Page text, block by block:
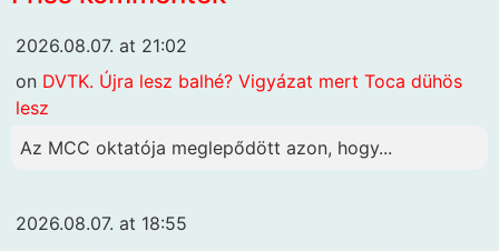
2026.08.07. at 21:02
on DVTK. Újra lesz balhé? Vigyázat mert Toca dühös
lesz
Az MCC oktatója meglepődött azon, hogy...
2026.08.07. at 18:55